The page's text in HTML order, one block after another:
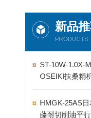
新品
PRODUCTS
ST-10W-1.0X-
OSEIKI扶桑精
自动喷嘴
HMGK-25AS
藤耐切削油平